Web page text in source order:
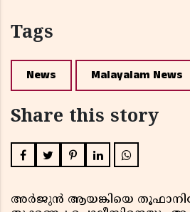
Tags
News Malayalam News
Share this story
അർജുൻ ആയങ്കിയെ